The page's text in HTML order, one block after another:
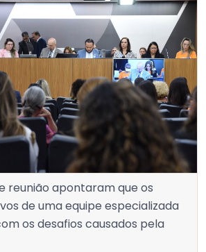
reunião apontaram que os
de uma equipe especializada
os desafios causados pela